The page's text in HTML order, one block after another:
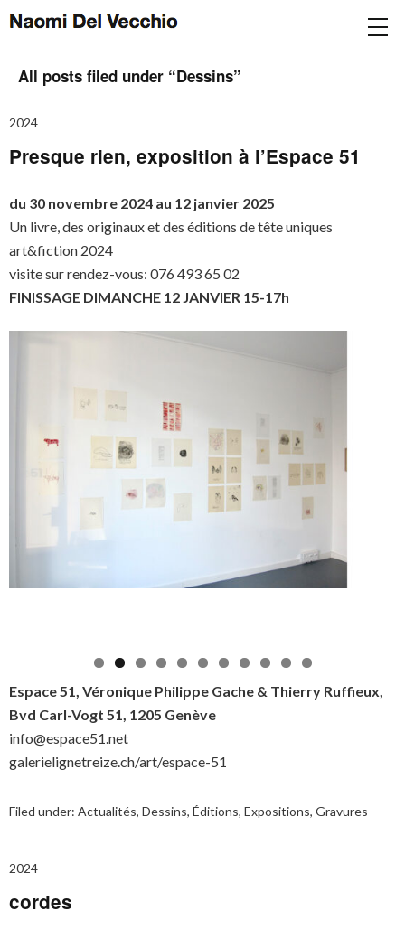
All posts filed under “Dessins”
2024
Presque rien, exposition à l’Espace 51
du 30 novembre 2024 au 12 janvier 2025
Un livre, des originaux et des éditions de tête uniques
art&fiction 2024
visite sur rendez-vous: 076 493 65 02
FINISSAGE DIMANCHE 12 JANVIER 15-17h
Espace 51, Véronique Philippe Gache & Thierry Ruffieux,
Bvd Carl-Vogt 51, 1205 Genève
info@espace51.net
galerielignetreize.ch/art/espace-51
Filed under: Actualités, Dessins, Éditions, Expositions, Gravures
2024
cordes